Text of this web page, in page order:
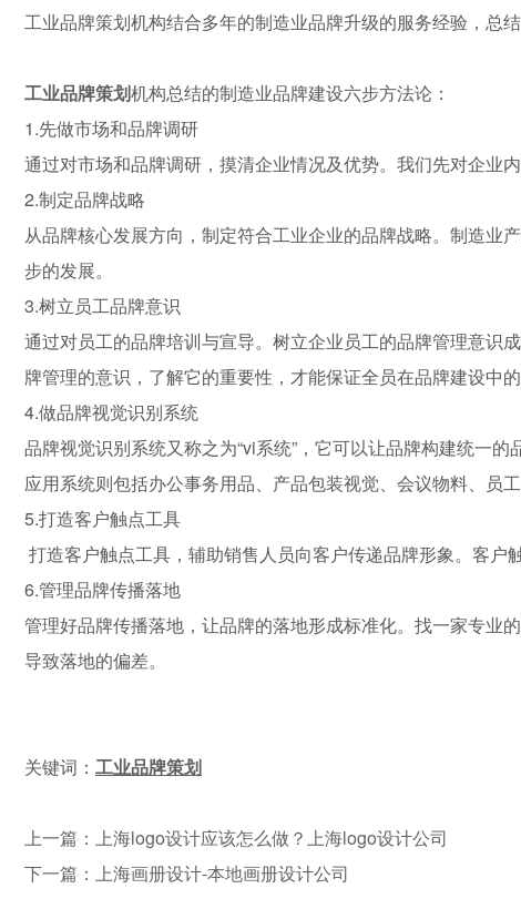
工业品牌策划机构结合多年的制造业品牌升级的服务经验，总
工业品牌策划机构总结的制造业品牌建设六步方法论：
1.先做市场和品牌调研
通过对市场和品牌调研，摸清企业情况及优势。我们先对企业
2.制定品牌战略
从品牌核心发展方向，制定符合工业企业的品牌战略。制造业
步的发展。
3.树立员工品牌意识
通过对员工的品牌培训与宣导。树立企业员工的品牌管理意识
牌管理的意识，了解它的重要性，才能保证全员在品牌建设中的
4.做品牌视觉识别系统
品牌视觉识别系统又称之为“vi系统”，它可以让品牌构建统一
应用系统则包括办公事务用品、产品包装视觉、会议物料、员工
5.打造客户触点工具
打造客户触点工具，辅助销售人员向客户传递品牌形象。客
6.管理品牌传播落地
管理好品牌传播落地，让品牌的落地形成标准化。找一家专业
导致落地的偏差。
关键词： 工业品牌策划
上一篇：上海logo设计应该怎么做？上海logo设计公司
下一篇：上海画册设计-本地画册设计公司